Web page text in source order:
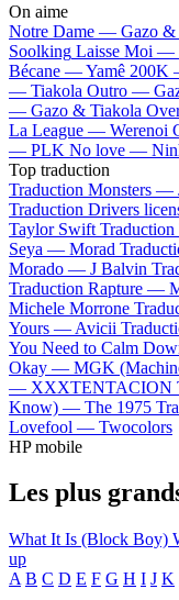
On aime
Notre Dame — Gazo &
Soolking Laisse Moi —
Bécane —Yamê 200K
— Tiakola Outro —
— Gazo & Tiakola
La League — Werenoi
— PLK No love —
Top traduction
Traduction Monsters —
Traduction Drivers
Taylor Swift
Seya — Morad
Morado — J Balvin
Traduction Rapture —
Michele Morrone
Yours — Avicii
You Need to Calm
Okay — MGK
— XXXTENTACION
Know) — The 1975
Lovefool — Twocolors
HP mobile
Les plus
What It Is (Block Boy)
up
A B C D E F G H I J K